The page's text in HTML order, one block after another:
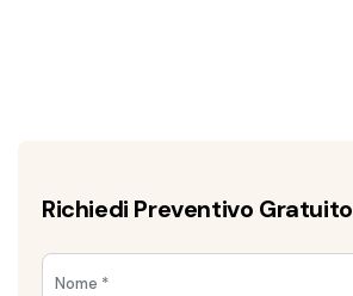
Richiedi Preventivo Gratuito